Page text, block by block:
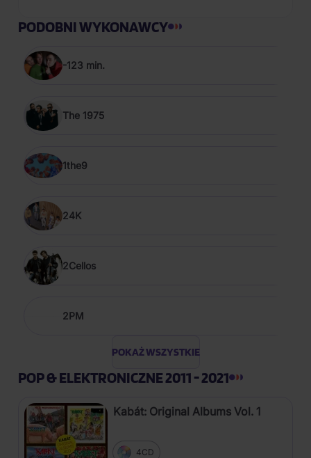
PODOBNI WYKONAWCY
-123 min.
The 1975
1the9
24K
2Cellos
2PM
POKAŻ WSZYSTKIE
POP & ELEKTRONICZNE 2011 - 2021
Kabát: Original Albums Vol. 1
4CD